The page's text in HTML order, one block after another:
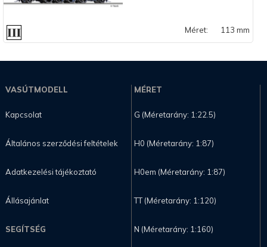
Méret: 113 mm
VASÚTMODELL
Kapcsolat
Általános szerződési feltételek
Adatkezelési tájékoztató
Állásajánlat
SEGÍTSÉG
MÉRET
G (Méretarány: 1:22.5)
H0 (Méretarány: 1:87)
H0em (Méretarány: 1:87)
TT (Méretarány: 1:120)
N (Méretarány: 1:160)